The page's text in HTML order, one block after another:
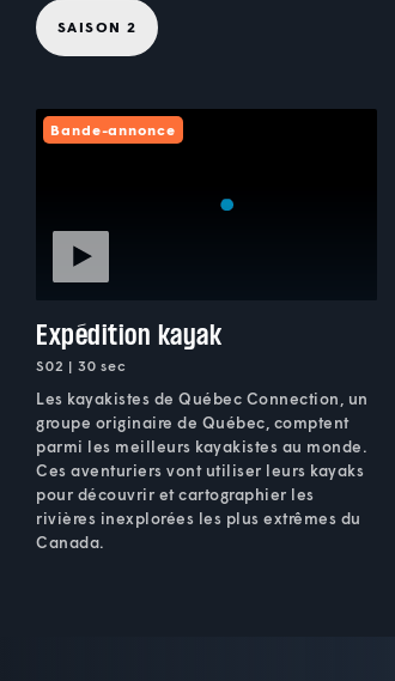
SAISON 2
Bande-annonce
Expédition kayak
S02 | 30 sec
Les kayakistes de Québec Connection, un
groupe originaire de Québec, comptent
parmi les meilleurs kayakistes au monde.
Ces aventuriers vont utiliser leurs kayaks
pour découvrir et cartographier les
rivières inexplorées les plus extrêmes du
Canada.